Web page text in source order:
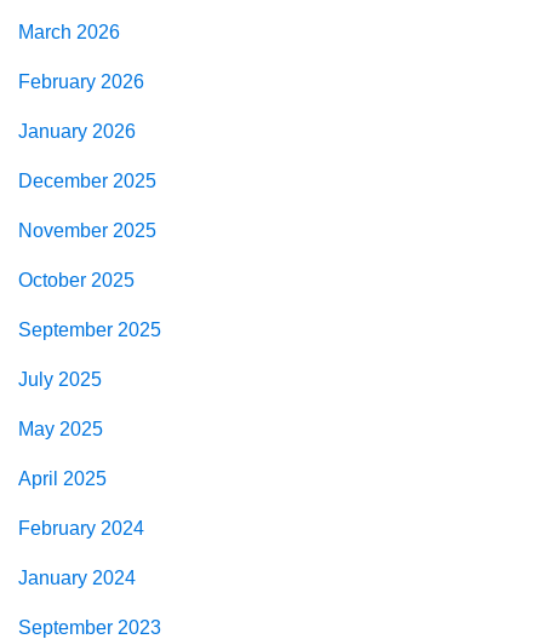
March 2026
February 2026
January 2026
December 2025
November 2025
October 2025
September 2025
July 2025
May 2025
April 2025
February 2024
January 2024
September 2023